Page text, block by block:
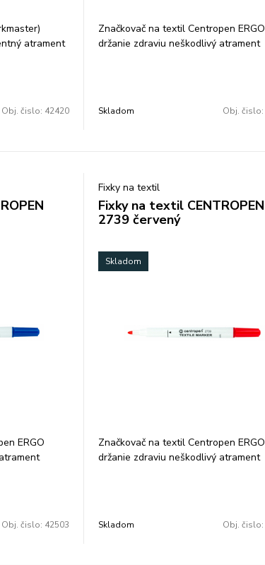
atrament
Obj. čislo: 42420
Značkovač na textil Centropen ERGO
držanie zdraviu neškodlivý atrament
Skladom Obj. čislo:
ERGO
Obj. čislo: 42503
Fixky na textil
Fixky na textil CENTROPEN
2739 červený
Skladom
Značkovač na textil Centropen ERGO
držanie zdraviu neškodlivý atrament
Skladom Obj. čislo: